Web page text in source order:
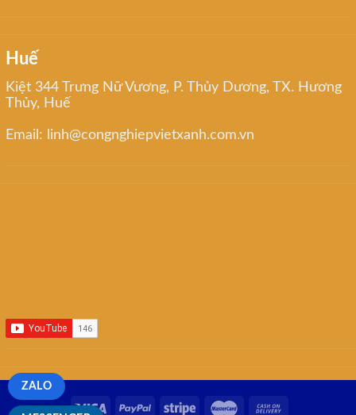
Huế
Kiệt 344 Trưng Nữ Vương, P. Thủy Dương, TX. Hương
Thủy, Huế
Email: linh@congnghiepvietxanh.com.vn
ZALO